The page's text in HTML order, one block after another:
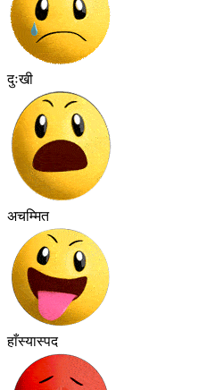
दुःखी
अचम्मित
हाँस्यास्पद